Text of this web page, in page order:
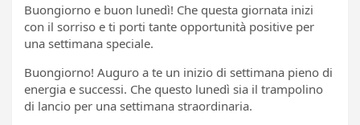
Buongiorno e buon lunedì! Che questa giornata inizi
con il sorriso e ti porti tante opportunità positive per
una settimana speciale.
Buongiorno! Auguro a te un inizio di settimana pieno di
energia e successi. Che questo lunedì sia il trampolino
di lancio per una settimana straordinaria.